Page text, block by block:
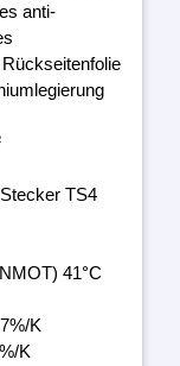
anti-
TS4
41°C
K
K